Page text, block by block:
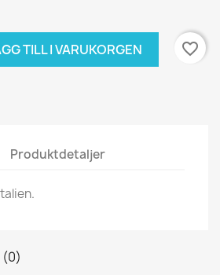
TILL I VARUKORGEN favorite_border
Produktdetaljer